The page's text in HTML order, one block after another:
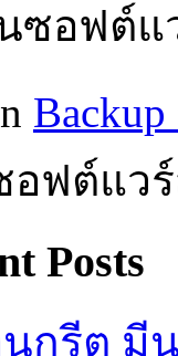
ซอฟต์
อฟต์แว
Posts
กรีต มี